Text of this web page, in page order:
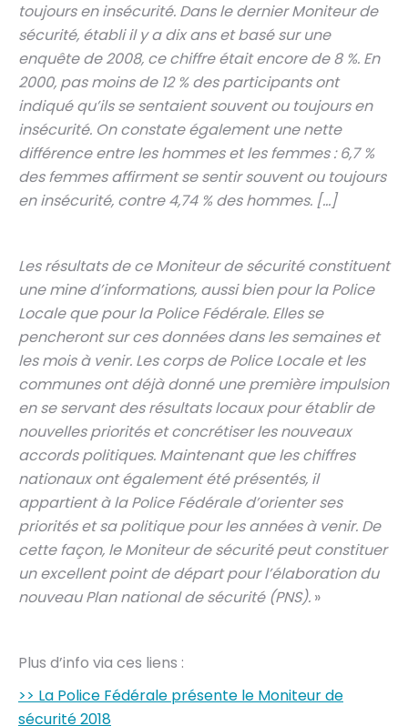
toujours en insécurité. Dans le dernier Moniteur de
sécurité, établi il y a dix ans et basé sur une
enquête de 2008, ce chiffre était encore de 8 %. En
2000, pas moins de 12 % des participants ont
indiqué qu’ils se sentaient souvent ou toujours en
insécurité. On constate également une nette
différence entre les hommes et les femmes : 6,7 %
des femmes affirment se sentir souvent ou toujours
en insécurité, contre 4,74 % des hommes. […]
Les résultats de ce Moniteur de sécurité constituent
une mine d’informations, aussi bien pour la Police
Locale que pour la Police Fédérale. Elles se
pencheront sur ces données dans les semaines et
les mois à venir. Les corps de Police Locale et les
communes ont déjà donné une première impulsion
en se servant des résultats locaux pour établir de
nouvelles priorités et concrétiser les nouveaux
accords politiques. Maintenant que les chiffres
nationaux ont également été présentés, il
appartient à la Police Fédérale d’orienter ses
priorités et sa politique pour les années à venir. De
cette façon, le Moniteur de sécurité peut constituer
un excellent point de départ pour l’élaboration du
nouveau Plan national de sécurité (PNS). »
Plus d’info via ces liens :
>> La Police Fédérale présente le Moniteur de
sécurité 2018